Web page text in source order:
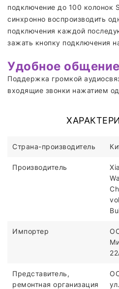
подключение до 100 колонок
синхронно воспроизводить
подключения каждой
зажать кнопку подключения
Удобное общение
Поддержка громкой
входящие звонки нажатием
Страна-производитель
Производитель
Импортер
Представитель,
ремонтная организация